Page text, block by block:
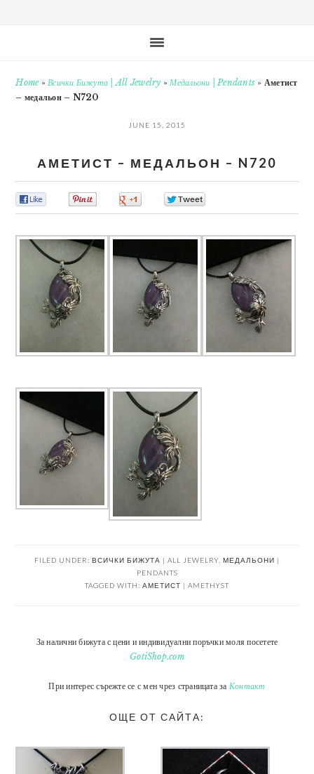
Home»Всички Бижута | All Jewelry »Медальони | Pendants » Аметист
– медальон – N720
JUNE 15, 2015
АМЕТИСТ – МЕДАЛЬОН – N720
FILED UNDER: ВСИЧКИ БИЖУТА | ALL JEWELRY МЕДАЛЬОНИ |
PENDANTS
TAGGED WITH: АМЕТИСТ | AMETHYST
За налични бижута с цени и индивидуални поръчки моля посетете
GotiShop.com
При интерес сърежте се с мен чрез страницата за Контакт
ОЩЕ ОТ САЙТА: